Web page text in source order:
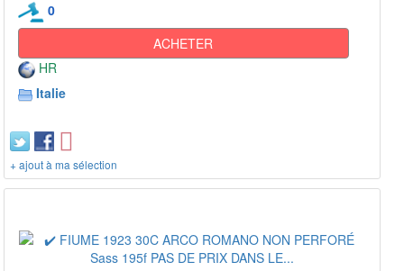
0
ACHETER
HR
Italie
+ ajout à ma sélection